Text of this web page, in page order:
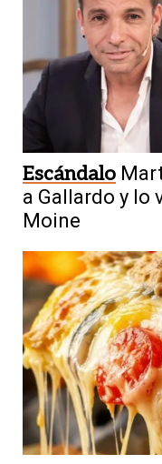
Escándalo
a Gallardo y lo
Moine